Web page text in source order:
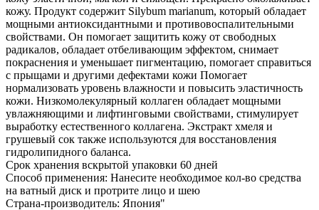
кожу. Продукт содержит Silybum marianum, который обладает
мощными антиоксидантными и противовоспалительными
свойствами. Он помогает защитить кожу от свободных
радикалов, обладает отбеливающим эффектом, снимает
покраснения и уменьшает пигментацию, помогает справиться
с прыщами и другими дефектами кожи Помогает
нормализовать уровень влажности и повысить эластичность
кожи. Низкомолекулярный коллаген обладает мощными
увлажняющими и лифтинговыми свойствами, стимулирует
выработку естественного коллагена. Экстракт хмеля и
грушевый сок также используются для восстановления
гидролипидного баланса.
Срок хранения вскрытой упаковки 60 дней
Способ применения: Нанесите необходимое кол-во средства
на ватный диск и протрите лицо и шею
Страна-производитель: Япония"